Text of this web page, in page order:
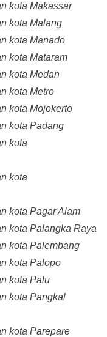
kota Makassar
kota Malang
kota Manado
kota Mataram
kota Medan
kota Metro
kota Mojokerto
kota Padang
kota
kota
kota Pagar Alam
kota Palangka Raya
kota Palembang
kota Palopo
kota Palu
kota Pangkal
kota Parepare